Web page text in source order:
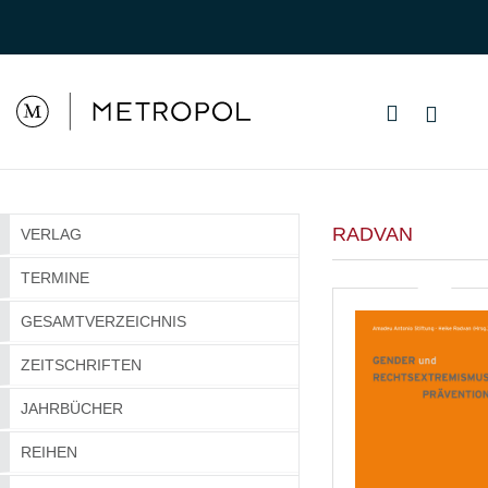
VERLAG
TERMINE
GESAMTVERZEICHNIS
ZEITSCHRIFTEN
JAHRBÜCHER
REIHEN
RADVAN